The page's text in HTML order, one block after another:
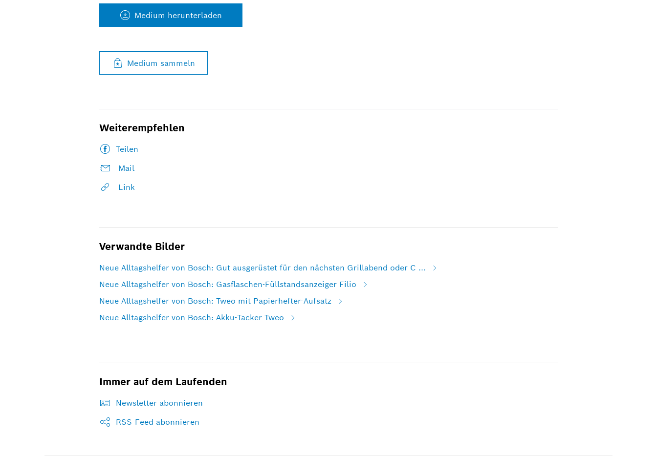
Medium herunterladen
Medium sammeln
Weiterempfehlen
Teilen
Mail
Link
Verwandte Bilder
Neue Alltagshelfer von Bosch: Gut ausgerüstet für den nächsten Grillabend oder C ...
Neue Alltagshelfer von Bosch: Gasflaschen-Füllstandsanzeiger Filio
Neue Alltagshelfer von Bosch: Tweo mit Papierhefter-Aufsatz
Neue Alltagshelfer von Bosch: Akku-Tacker Tweo
Immer auf dem Laufenden
Newsletter abonnieren
RSS-Feed abonnieren